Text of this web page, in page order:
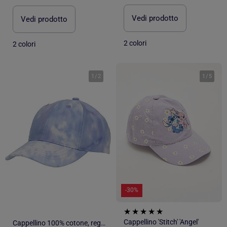
Vedi prodotto
2 colori
Vedi prodotto
2 colori
1 / 2
Cappellino 100% cotone, regolabile, motivo stampato bambina Isotoner
1 / 5
-30%
Cappellino 'Stitch' 'Angel'